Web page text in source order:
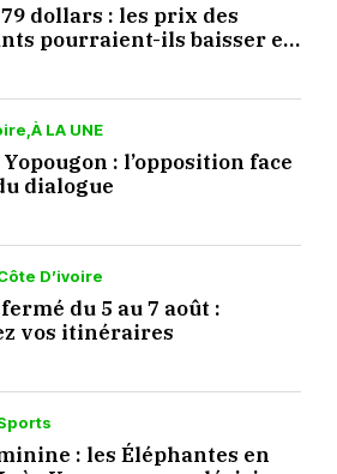
dollars : les prix des
pourraient-ils baisser en
?
À LA UNE
: l’opposition face
dialogue
D’ivoire
du 5 au 7 août :
vos itinéraires
: les Éléphantes en